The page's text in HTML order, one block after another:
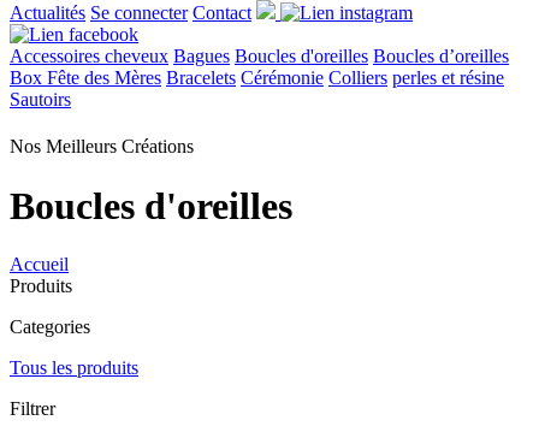
Actualités Se connecter Contact
Accessoires cheveux Bagues Boucles d'oreilles Boucles d’oreilles
Box Fête des Mères Bracelets Cérémonie Colliers perles et résine
Sautoirs
Nos Meilleurs Créations
Boucles d'oreilles
Accueil
Produits
Categories
Tous les produits
Filtrer